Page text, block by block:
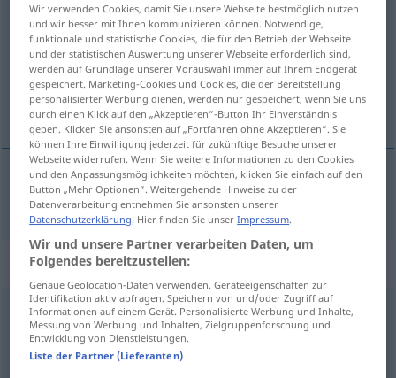
anguckenv/t <-ge-;h.> UMG
Übersicht aller Übersetzungen
(Für mehr Details die Übersetzung anklicken/antippen)
bakmak
bakmak ( -E) angucken
Synonyme für "angucken"
(sich) ansehen (Film) (Hauptform),(einen Film / eine
Sendung) gucken (ugs.),(einen Film / eine Sendung)
Wir verwenden Cookies, damit Sie unsere Webseite bestmöglich nutzen
und wir besser mit Ihnen kommunizieren können. Notwendige,
funktionale und statistische Cookies, die für den Betrieb der Webseite
und der statistischen Auswertung unserer Webseite erforderlich sind,
werden auf Grundlage unserer Vorauswahl immer auf Ihrem Endgerät
gespeichert. Marketing-Cookies und Cookies, die der Bereitstellung
personalisierter Werbung dienen, werden nur gespeichert, wenn Sie uns
durch einen Klick auf den „Akzeptieren“-Button Ihr Einverständnis
geben. Klicken Sie ansonsten auf „Fortfahren ohne Akzeptieren“. Sie
können Ihre Einwilligung jederzeit für zukünftige Besuche unserer
Webseite widerrufen. Wenn Sie weitere Informationen zu den Cookies
und den Anpassungsmöglichkeiten möchten, klicken Sie einfach auf den
Button „Mehr Optionen“. Weitergehende Hinweise zu der
Datenverarbeitung entnehmen Sie ansonsten unserer
Datenschutzerklärung. Hier finden Sie unserImpressum.
Wir und unsere Partner verarbeiten Daten, um
Folgendes bereitzustellen:
Genaue Geolocation-Daten verwenden. Geräteeigenschaften zur
Identifikation aktiv abfragen. Speichern von und/oder Zugriff auf
Informationen auf einem Gerät. Personalisierte Werbung und Inhalte,
Messung von Werbung und Inhalten, Zielgruppenforschung und
Entwicklung von Dienstleistungen.
Liste der Partner (Lieferanten)